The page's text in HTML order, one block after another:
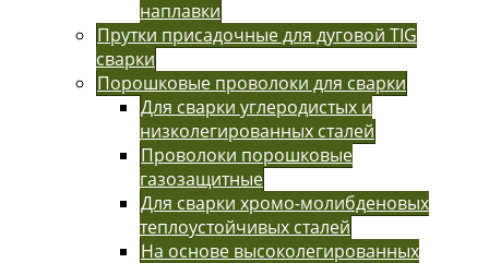
наплавки
Прутки присадочные для дуговой TIG
сварки
Порошковые проволоки для сварки
Для сварки углеродистых и
низколегированных сталей
Проволоки порошковые
газозащитные
Для сварки хромо-молибденовых
теплоустойчивых сталей
На основе высоколегированных